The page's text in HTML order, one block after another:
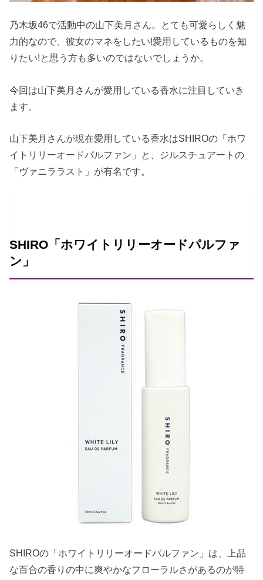
乃木坂46で活動中の山下美月さん。とても可愛らしく魅
力的なので、彼女のマネをしたい!愛用しているものを知
りたい!と思う方も多いのではないでしょうか。
今回は山下美月さんが愛用している香水に注目していき
ます。
山下美月さんが現在愛用している香水はSHIROの「ホワ
イトリリーオードパルファン」と、ジルスチュアートの
「ヴァニララスト」が有名です。
SHIRO「ホワイトリリーオードパルファ
ン」
SHIROの「ホワイトリリーオードパルファン」は、上品
な百合の香りの中に爽やかなフローラルさがあるのが特